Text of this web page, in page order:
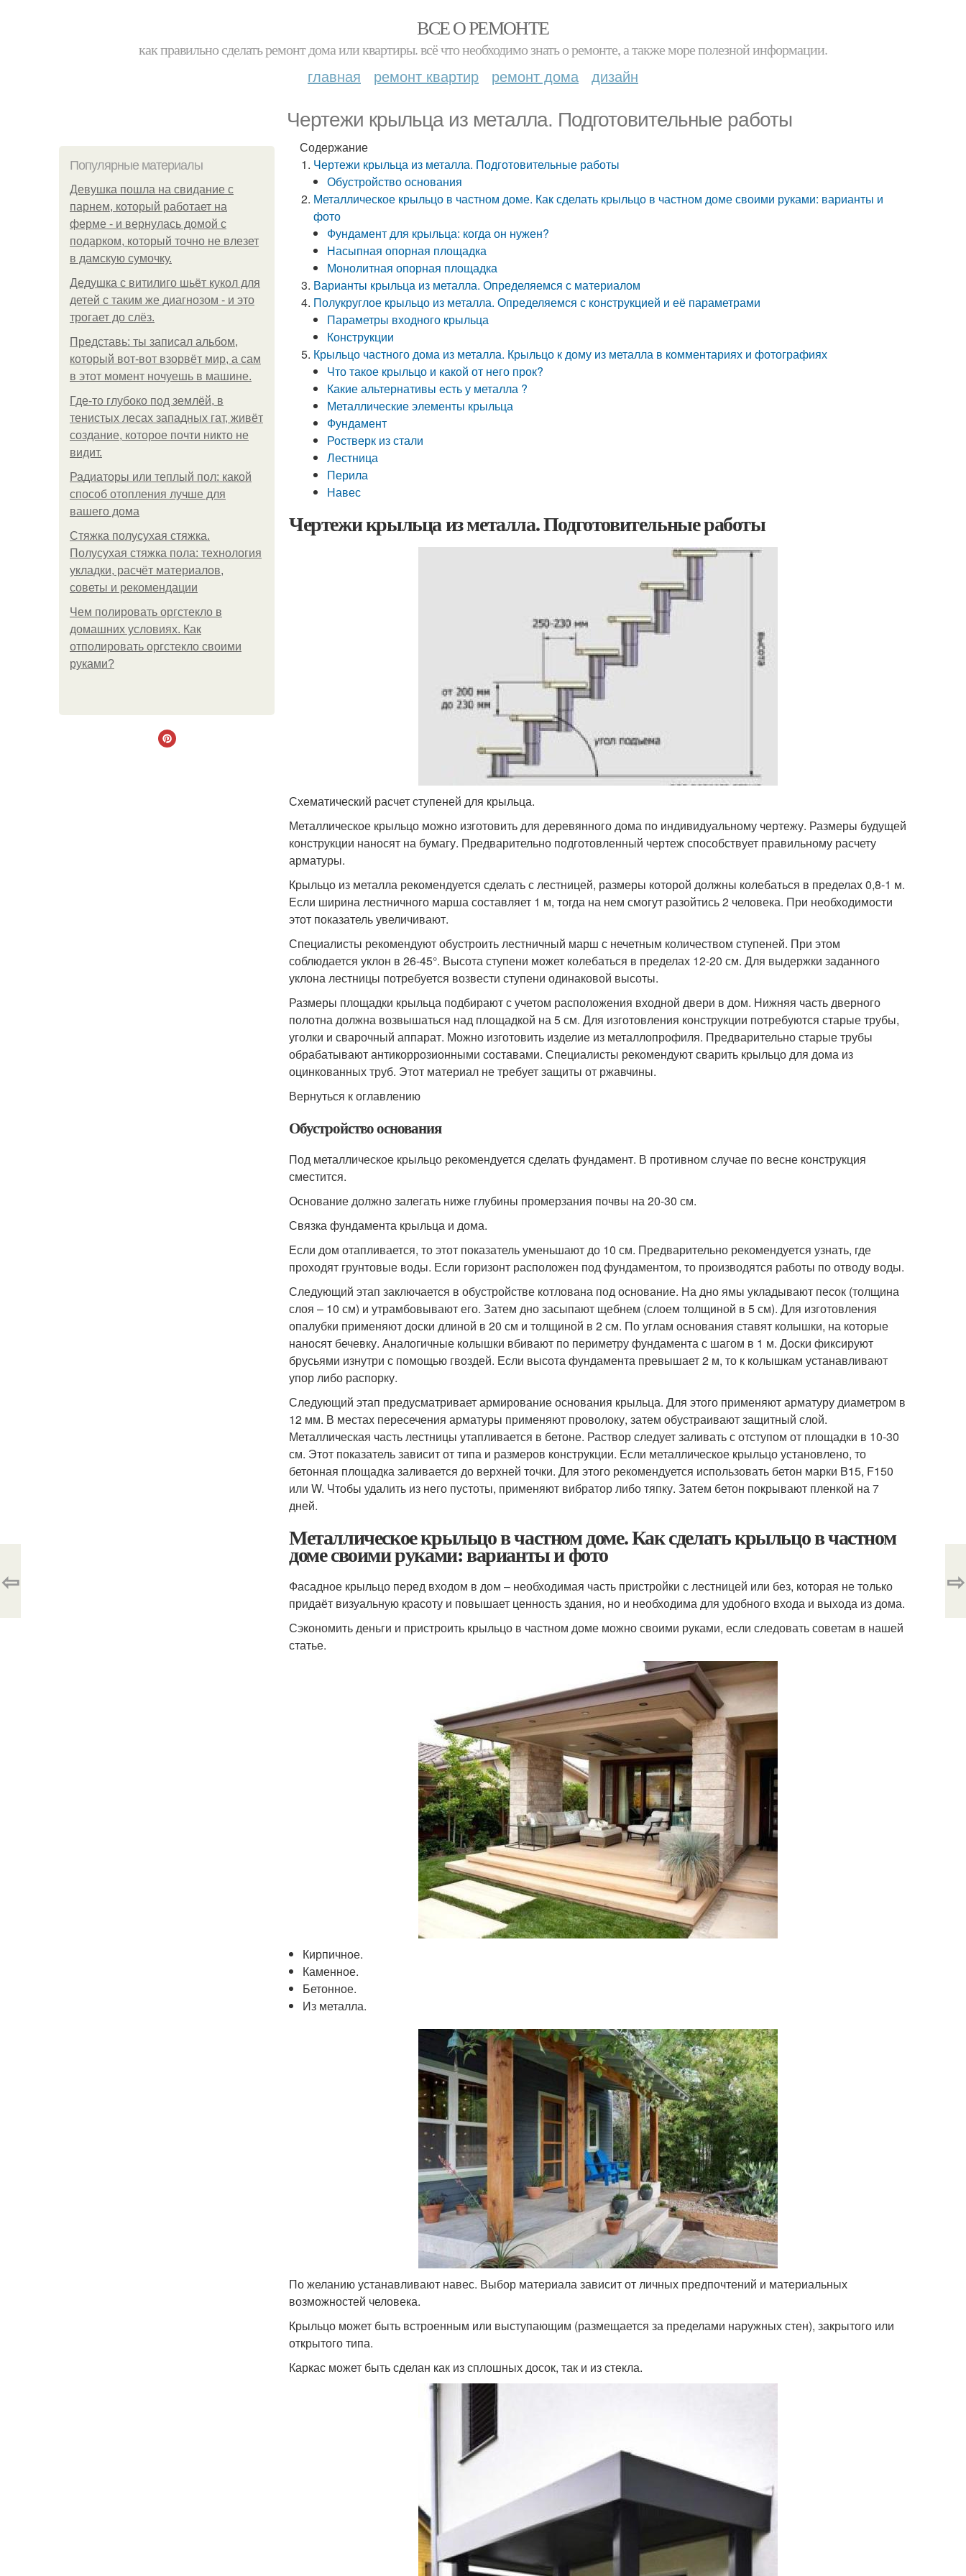
ВСЕ О РЕМОНТЕ
как правильно сделать ремонт дома или квартиры. всё что необходимо знать о ремонте, а также море полезной информации.
главная ремонт квартир ремонт дома дизайн
Чертежи крыльца из металла. Подготовительные работы
Популярные материалы
Девушка пошла на свидание с
парнем, который работает на
ферме - и вернулась домой с
подарком, который точно не влезет
в дамскую сумочку.
Дедушка с витилиго шьёт кукол для
детей с таким же диагнозом - и это
трогает до слёз.
Представь: ты записал альбом,
который вот-вот взорвёт мир, а сам
в этот момент ночуешь в машине.
Где-то глубоко под землёй, в
тенистых лесах западных гат, живёт
создание, которое почти никто не
видит.
Радиаторы или теплый пол: какой
способ отопления лучше для
вашего дома
Стяжка полусухая стяжка.
Полусухая стяжка пола: технология
укладки, расчёт материалов,
советы и рекомендации
Чем полировать оргстекло в
домашних условиях. Как
отполировать оргстекло своими
руками?
Содержание
Чертежи крыльца из металла. Подготовительные работы
Обустройство основания
Металлическое крыльцо в частном доме. Как сделать крыльцо в частном доме своими руками: варианты и
фото
Фундамент для крыльца: когда он нужен?
Насыпная опорная площадка
Монолитная опорная площадка
Варианты крыльца из металла. Определяемся с материалом
Полукруглое крыльцо из металла. Определяемся с конструкцией и её параметрами
Параметры входного крыльца
Конструкции
Крыльцо частного дома из металла. Крыльцо к дому из металла в комментариях и фотографиях
Что такое крыльцо и какой от него прок?
Какие альтернативы есть у металла ?
Металлические элементы крыльца
Фундамент
Ростверк из стали
Лестница
Перила
Навес
Чертежи крыльца из металла. Подготовительные работы
Схематический расчет ступеней для крыльца.
Металлическое крыльцо можно изготовить для деревянного дома по индивидуальному чертежу. Размеры будущей
конструкции наносят на бумагу. Предварительно подготовленный чертеж способствует правильному расчету
арматуры.
Крыльцо из металла рекомендуется сделать с лестницей, размеры которой должны колебаться в пределах 0,8-1 м.
Если ширина лестничного марша составляет 1 м, тогда на нем смогут разойтись 2 человека. При необходимости
этот показатель увеличивают.
Специалисты рекомендуют обустроить лестничный марш с нечетным количеством ступеней. При этом
соблюдается уклон в 26-45°. Высота ступени может колебаться в пределах 12-20 см. Для выдержки заданного
уклона лестницы потребуется возвести ступени одинаковой высоты.
Размеры площадки крыльца подбирают с учетом расположения входной двери в дом. Нижняя часть дверного
полотна должна возвышаться над площадкой на 5 см. Для изготовления конструкции потребуются старые трубы,
уголки и сварочный аппарат. Можно изготовить изделие из металлопрофиля. Предварительно старые трубы
обрабатывают антикоррозионными составами. Специалисты рекомендуют сварить крыльцо для дома из
оцинкованных труб. Этот материал не требует защиты от ржавчины.
Вернуться к оглавлению
Обустройство основания
Под металлическое крыльцо рекомендуется сделать фундамент. В противном случае по весне конструкция
сместится.
Основание должно залегать ниже глубины промерзания почвы на 20-30 см.
Связка фундамента крыльца и дома.
Если дом отапливается, то этот показатель уменьшают до 10 см. Предварительно рекомендуется узнать, где
проходят грунтовые воды. Если горизонт расположен под фундаментом, то производятся работы по отводу воды.
Следующий этап заключается в обустройстве котлована под основание. На дно ямы укладывают песок (толщина
слоя – 10 см) и утрамбовывают его. Затем дно засыпают щебнем (слоем толщиной в 5 см). Для изготовления
опалубки применяют доски длиной в 20 см и толщиной в 2 см. По углам основания ставят колышки, на которые
наносят бечевку. Аналогичные колышки вбивают по периметру фундамента с шагом в 1 м. Доски фиксируют
брусьями изнутри с помощью гвоздей. Если высота фундамента превышает 2 м, то к колышкам устанавливают
упор либо распорку.
Следующий этап предусматривает армирование основания крыльца. Для этого применяют арматуру диаметром в
12 мм. В местах пересечения арматуры применяют проволоку, затем обустраивают защитный слой.
Металлическая часть лестницы утапливается в бетоне. Раствор следует заливать с отступом от площадки в 10-30
см. Этот показатель зависит от типа и размеров конструкции. Если металлическое крыльцо установлено, то
бетонная площадка заливается до верхней точки. Для этого рекомендуется использовать бетон марки B15, F150
или W. Чтобы удалить из него пустоты, применяют вибратор либо тяпку. Затем бетон покрывают пленкой на 7
дней.
Металлическое крыльцо в частном доме. Как сделать крыльцо в частном
доме своими руками: варианты и фото
Фасадное крыльцо перед входом в дом – необходимая часть пристройки с лестницей или без, которая не только
придаёт визуальную красоту и повышает ценность здания, но и необходима для удобного входа и выхода из дома.
Сэкономить деньги и пристроить крыльцо в частном доме можно своими руками, если следовать советам в нашей
статье.
Кирпичное.
Каменное.
Бетонное.
Из металла.
По желанию устанавливают навес. Выбор материала зависит от личных предпочтений и материальных
возможностей человека.
Крыльцо может быть встроенным или выступающим (размещается за пределами наружных стен), закрытого или
открытого типа.
Каркас может быть сделан как из сплошных досок, так и из стекла.
⇦ ⇨